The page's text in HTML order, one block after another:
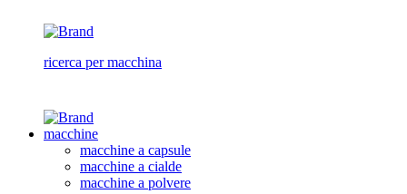
ricerca per macchina
macchine
macchine a capsule
macchine a cialde
macchine a polvere